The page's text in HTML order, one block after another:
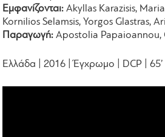
Εμφανίζονται: Akyllas Karazisis,
Kornilios Selamsis, Yorgos Glastras,
Παραγωγή: Apostolia Papaioannou,
Eλλάδα | 2016 | Έγχρωμο | DCP | 65’